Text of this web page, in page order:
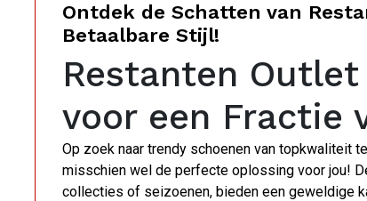
Ontdek de Schatten van
Betaalbare Stijl!
Restanten
voor een Fractie
Op zoek naar trendy schoenen van topkwaliteit
misschien wel de perfecte oplossing voor jou!
collecties of seizoenen, bieden een geweldige